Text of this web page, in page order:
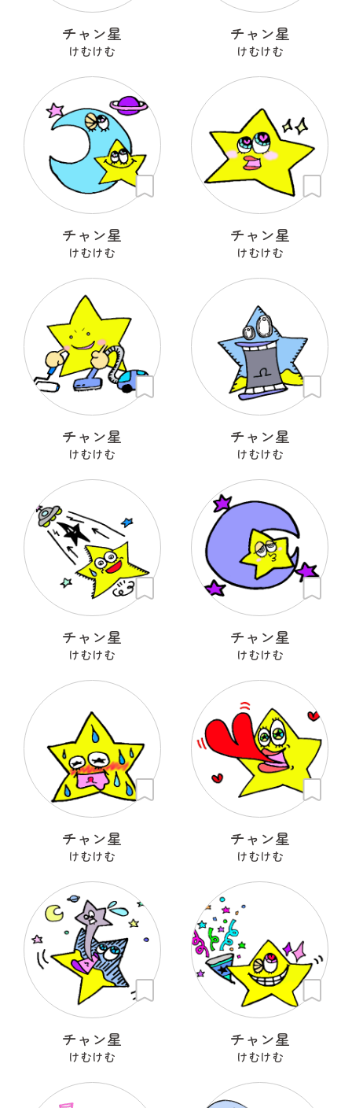
チャン星
けむけむ
チャン星
けむけむ
チャン星
けむけむ
チャン星
けむけむ
チャン星
けむけむ
チャン星
けむけむ
チャン星
けむけむ
チャン星
けむけむ
チャン星
けむけむ
チャン星
けむけむ
チャン星
けむけむ
チャン星
けむけむ